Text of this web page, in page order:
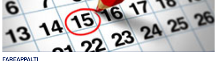
FAREAPPALTI